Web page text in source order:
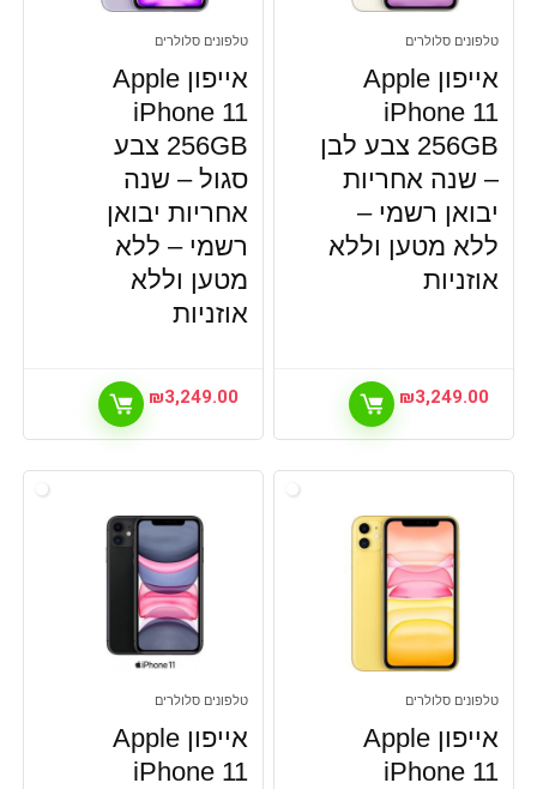
טלפונים סלולרים
אייפון Apple
iPhone 11
256GB צבע לבן
– שנה אחריות
יבואן רשמי –
ללא מטען וללא
אוזניות
₪3,249.00
טלפונים סלולרים
אייפון Apple
iPhone 11
256GB צבע
סגול – שנה
אחריות יבואן
רשמי – ללא
מטען וללא
אוזניות
₪3,249.00
טלפונים סלולרים
אייפון Apple
iPhone 11
טלפונים סלולרים
אייפון Apple
iPhone 11